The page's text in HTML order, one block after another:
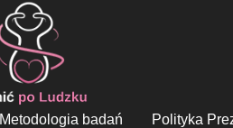
Metodologia badań Polityka